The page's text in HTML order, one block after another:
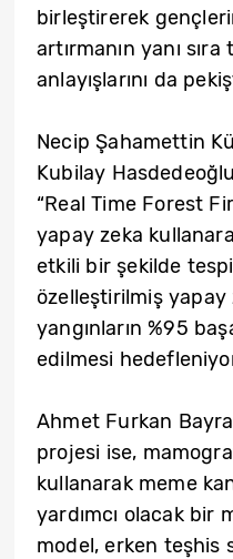
birleştirerek
artırmanın yanı
anlayışlarını da
Necip Şahamettin
Kubilay
“Real Time Forest
yapay zeka
etkili bir şekilde
özelleştirilmiş yapay
yangınların %95
edilmesi
Ahmet Furkan
projesi ise,
kullanarak meme
yardımcı olacak bir
model, erken teşhis